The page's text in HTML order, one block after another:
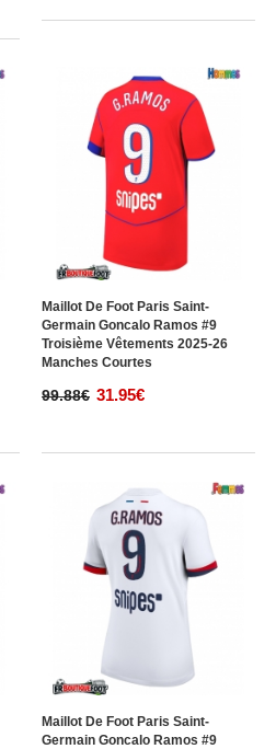
Maillot De Foot Paris Saint-
Germain Goncalo Ramos #9
Troisième Vêtements 2025-26
Manches Courtes
99.88€ 31.95€
Maillot De Foot Paris Saint-
Germain Goncalo Ramos #9